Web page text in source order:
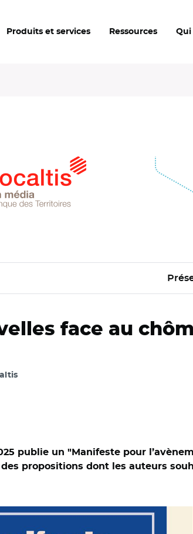
Produits et services Ressources Qui
face au
publie un "Manifeste pour
propositions dont les auteurs